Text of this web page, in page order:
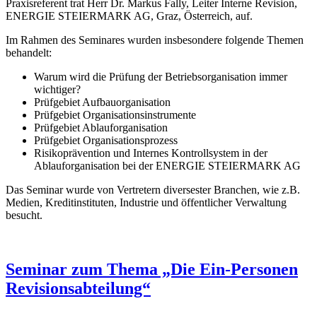
Praxisreferent trat Herr Dr. Markus Fally, Leiter Interne Revision,
ENERGIE STEIERMARK AG, Graz, Österreich, auf.
Im Rahmen des Seminares wurden insbesondere folgende Themen
behandelt:
Warum wird die Prüfung der Betriebsorganisation immer
wichtiger?
Prüfgebiet Aufbauorganisation
Prüfgebiet Organisationsinstrumente
Prüfgebiet Ablauforganisation
Prüfgebiet Organisationsprozess
Risikoprävention und Internes Kontrollsystem in der
Ablauforganisation bei der ENERGIE STEIERMARK AG
Das Seminar wurde von Vertretern diversester Branchen, wie z.B.
Medien, Kreditinstituten, Industrie und öffentlicher Verwaltung
besucht.
Seminar zum Thema „Die Ein-Personen
Revisionsabteilung“